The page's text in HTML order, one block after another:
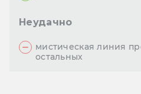
Неудачно
мистическая линия
остальных